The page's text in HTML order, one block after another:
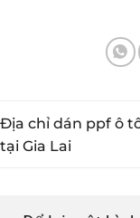
Địa chỉ dán ppf ô
tại Gia Lai